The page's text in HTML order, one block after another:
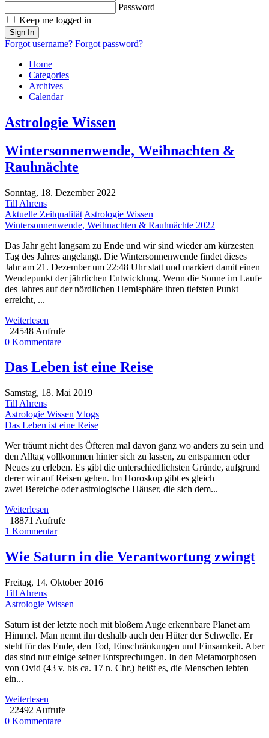
Password
Keep me logged in
Sign In
Forgot username? Forgot password?
Home
Categories
Archives
Calendar
Astrologie Wissen
Wintersonnenwende, Weihnachten &
Rauhnächte
Sonntag, 18. Dezember 2022
Till Ahrens
Aktuelle Zeitqualität Astrologie Wissen
Wintersonnenwende, Weihnachten & Rauhnächte 2022
Das Jahr geht langsam zu Ende und wir sind wieder am kürzesten
Tag des Jahres angelangt. Die Wintersonnenwende findet dieses
Jahr am 21. Dezember um 22:48 Uhr statt und markiert damit einen
Wendepunkt der jährlichen Entwicklung. Wenn die Sonne im Laufe
des Jahres auf der nördlichen Hemisphäre ihren tiefsten Punkt
erreicht, ...
Weiterlesen
24548 Aufrufe
0 Kommentare
Das Leben ist eine Reise
Samstag, 18. Mai 2019
Till Ahrens
Astrologie Wissen Vlogs
Das Leben ist eine Reise
Wer träumt nicht des Öfteren mal davon ganz wo anders zu sein und
den Alltag vollkommen hinter sich zu lassen, zu entspannen oder
Neues zu erleben. Es gibt die unterschiedlichsten Gründe, aufgrund
derer wir auf Reisen gehen. Im Horoskop gibt es gleich
zwei Bereiche oder astrologische Häuser, die sich dem...
Weiterlesen
18871 Aufrufe
1 Kommentar
Wie Saturn in die Verantwortung zwingt
Freitag, 14. Oktober 2016
Till Ahrens
Astrologie Wissen
Saturn ist der letzte noch mit bloßem Auge erkennbare Planet am
Himmel. Man nennt ihn deshalb auch den Hüter der Schwelle. Er
steht für das Ende, den Tod, Einschränkungen und Einsamkeit. Aber
das sind nur einige seiner Entsprechungen. In den Metamorphosen
von Ovid (43 v. bis ca. 17 n. Chr.) heißt es, die Menschen lebten
ein...
Weiterlesen
22492 Aufrufe
0 Kommentare